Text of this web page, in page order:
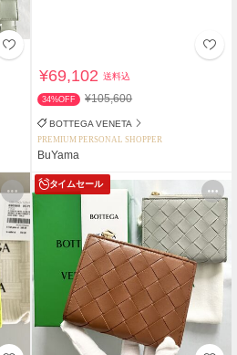
¥69,102送料込
34%OFF ¥105,600
BOTTEGA VENETA
PREMIUM PERSONAL SHOPPER
BuYama
タイムセール